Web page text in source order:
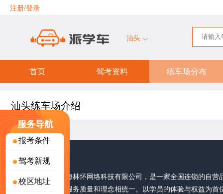
注册/登录
汕头
首页 驾考资料 练车场分布
汕头练车场介绍
服务导航
报考条件
驾考新规
校区地址
关于派学车
派学车，隶属于上海林怀网络科技有限公司，是一家全国连锁的自
部直接把控，确保服务质量和理念相统一。以学员的体验与权益为